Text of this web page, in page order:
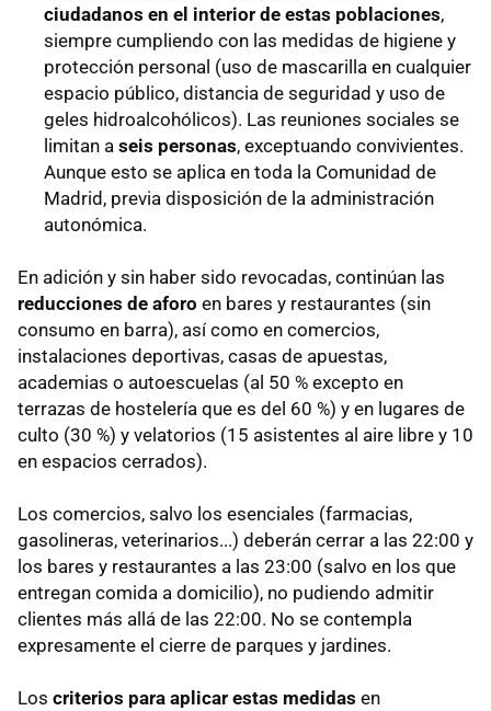
ciudadanos en el interior de estas poblaciones,
siempre cumpliendo con las medidas de higiene y
protección personal (uso de mascarilla en cualquier
espacio público, distancia de seguridad y uso de
geles hidroalcohólicos). Las reuniones sociales se
limitan a seis personas, exceptuando convivientes.
Aunque esto se aplica en toda la Comunidad de
Madrid, previa disposición de la administración
autonómica.
En adición y sin haber sido revocadas, continúan las
reducciones de aforo en bares y restaurantes (sin
consumo en barra), así como en comercios,
instalaciones deportivas, casas de apuestas,
academias o autoescuelas (al 50 % excepto en
terrazas de hostelería que es del 60 %) y en lugares de
culto (30 %) y velatorios (15 asistentes al aire libre y 10
en espacios cerrados).
Los comercios, salvo los esenciales (farmacias,
gasolineras, veterinarios...) deberán cerrar a las 22:00 y
los bares y restaurantes a las 23:00 (salvo en los que
entregan comida a domicilio), no pudiendo admitir
clientes más allá de las 22:00. No se contempla
expresamente el cierre de parques y jardines.
Los criterios para aplicar estas medidas en